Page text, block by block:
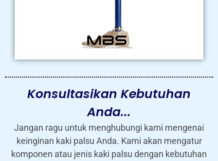
Konsultasikan Kebutuhan
Anda...
Jangan ragu untuk menghubungi kami mengenai
keinginan kaki palsu Anda. Kami akan mengatur
komponen atau jenis kaki palsu dengan kebutuhan